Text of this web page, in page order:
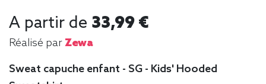
A partir de 33,99 €
Réalisé parZewa
Sweat capuche enfant - SG - Kids' Hooded